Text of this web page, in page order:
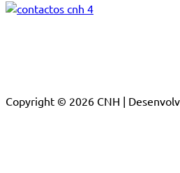
Copyright © 2026 CNH |